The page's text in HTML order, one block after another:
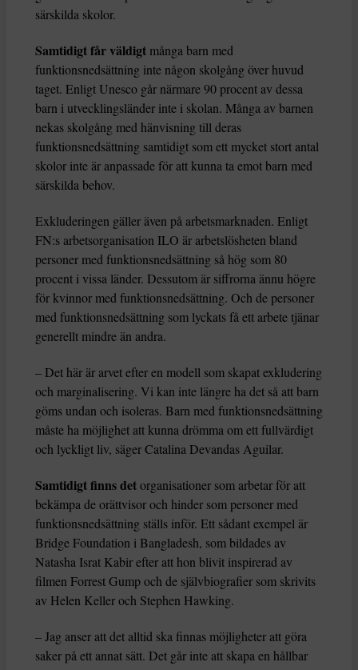
särskilda skolor.
Samtidigt får väldigt många barn med
funktionsnedsättning inte någon skolgång över huvud
taget. Enligt Unesco går närmare 90 procent av dessa
barn i utvecklingsländer inte i skolan. Många av barnen
nekas skolgång med hänvisning till deras
funktionsnedsättning samtidigt som ett mycket stort antal
skolor inte är anpassade för att kunna ta emot barn med
särskilda behov.
Exkluderingen gäller även på arbetsmarknaden. Enligt
FN:s arbetsorganisation ILO är arbetslösheten bland
personer med funktionsnedsättning så hög som 80
procent i vissa länder. Dessutom är siffrorna ännu högre
för kvinnor med funktionsnedsättning. Och de personer
med funktionsnedsättning som lyckats få ett arbete tjänar
generellt mindre än andra.
– Det här är arvet efter en modell som skapat exkludering
och marginalisering. Vi kan inte längre ha det så att barn
göms undan och isoleras. Barn med funktionsnedsättning
måste ha möjlighet att kunna drömma om ett fullvärdigt
och lyckligt liv, säger Catalina Devandas Aguilar.
Samtidigt finns detorganisationer som arbetar för att
bekämpa de orättvisor och hinder som personer med
funktionsnedsättning ställs inför. Ett sådant exempel är
Bridge Foundation i Bangladesh, som bildades av
Natasha Israt Kabir efter att hon blivit inspirerad av
filmen Forrest Gump och de självbiografier som skrivits
av Helen Keller och Stephen Hawking.
– Jag anser att det alltid ska finnas möjligheter att göra
saker på ett annat sätt. Det går inte att skapa en hållbar